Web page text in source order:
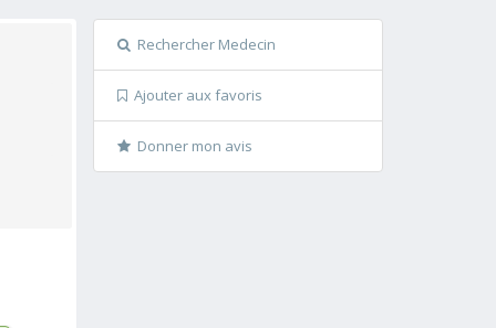
Rechercher Medecin
Ajouter aux favoris
Donner mon avis